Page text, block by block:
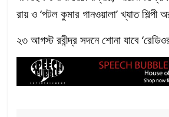
রায় ও ‘পটল কুমার গানওয়ালা’ খ্যাত শিল্পী
২৩ আগস্ট রবীন্দ্র সদনে শোনা যাবে